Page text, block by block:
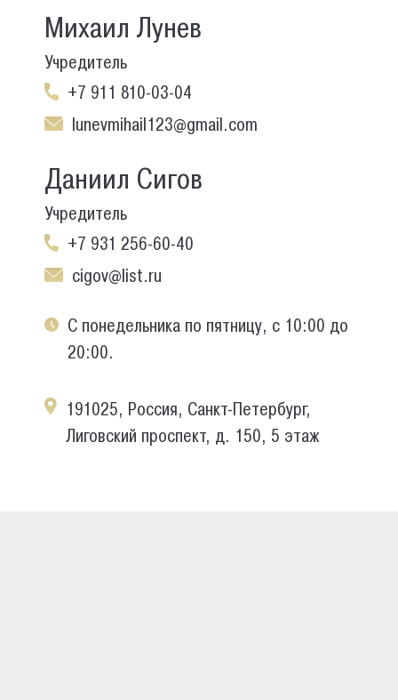
Михаил Лунев
Учредитель
+7 911 810-03-04
lunevmihail123@gmail.com
Даниил Сигов
Учредитель
+7 931 256-60-40
cigov@list.ru
С понедельника по пятницу, с 10:00 до
20:00.
191025, Россия, Санкт-Петербург,
Лиговский проспект, д. 150, 5 этаж